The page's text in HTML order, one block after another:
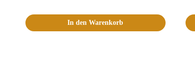
In den Warenkorb